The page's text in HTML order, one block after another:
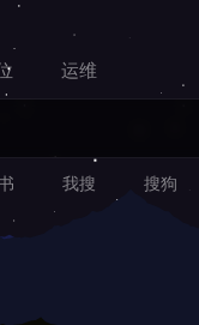
运维
我搜 搜狗